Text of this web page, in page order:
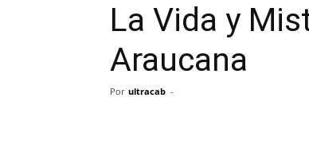
La Vida y
Araucana
Por ultracab -